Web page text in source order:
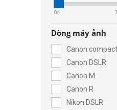
0đ
Dòng máy ảnh
Canon compact
Canon DSLR
Canon M
Canon R
Nikon DSLR